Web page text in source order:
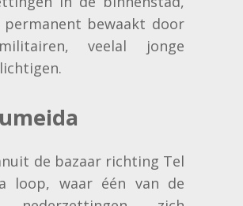
permanent bewaakt door
veelal jonge
de bazaar richting Tel
loop, waar één van de